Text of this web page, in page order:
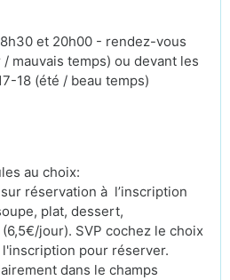
et 20h00 - rendez-vous
mauvais temps) ou devant les
18 (été / beau temps)
au choix:
réservation à l’inscription
plat, dessert,
jour). SVP cochez le choix
pour réserver.
dans le champs